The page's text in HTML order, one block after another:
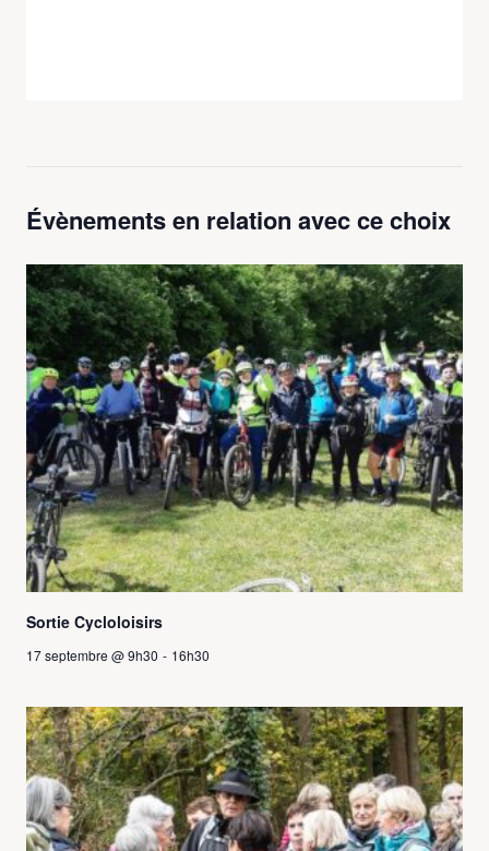
Évènements en relation avec ce choix
Sortie Cycloloisirs
17 septembre @ 9h30 - 16h30